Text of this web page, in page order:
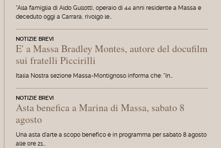
"Alla famiglia di Aldo Gullotti, operaio di 44 anni residente a Massa e
deceduto oggi a Carrara, rivolgo le…
NOTIZIE BREVI
E' a Massa Bradley Montes, autore del docufilm
sui fratelli Piccirilli
Italia Nostra sezione Massa-Montignoso informa che: "In…
NOTIZIE BREVI
Asta benefica a Marina di Massa, sabato 8
agosto
Una asta d'arte a scopo benefico è in programma per sabato 8 agosto
alle ore 21…